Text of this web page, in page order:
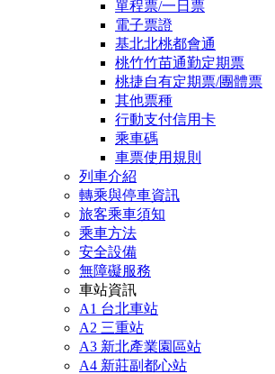
單程票/一日票
電子票證
基北北桃都會通
桃竹竹苗通勤定期票
桃捷自有定期票/團體票
其他票種
行動支付信用卡
乘車碼
車票使用規則
列車介紹
轉乘與停車資訊
旅客乘車須知
乘車方法
安全設備
無障礙服務
車站資訊
A1 台北車站
A2 三重站
A3 新北產業園區站
A4 新莊副都心站